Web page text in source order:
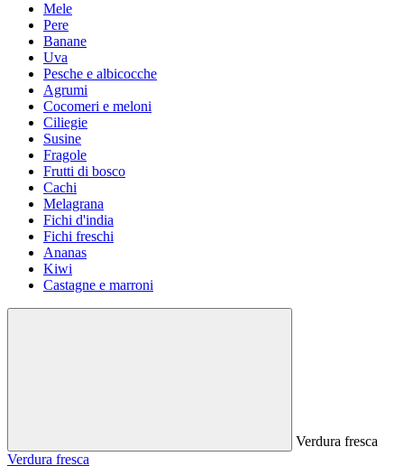
Mele
Pere
Banane
Uva
Pesche e albicocche
Agrumi
Cocomeri e meloni
Ciliegie
Susine
Fragole
Frutti di bosco
Cachi
Melagrana
Fichi d'india
Fichi freschi
Ananas
Kiwi
Castagne e marroni
Verdura fresca
Verdura fresca